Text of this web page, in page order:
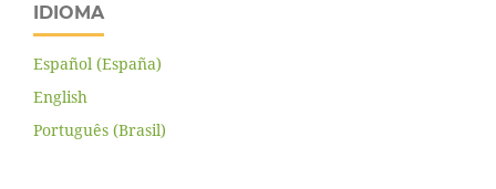
IDIOMA
Español (España)
English
Português (Brasil)